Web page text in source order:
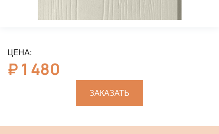
ЦЕНА:
₽ 1 480
ЗАКАЗАТЬ